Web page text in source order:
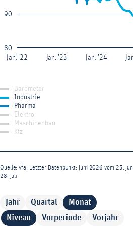
Jan. ’22 Jan. ’23 Jan. ’24
80
90
Quelle: vfa; Letzter Datenpunkt: Juni 2026 vom 25.
28. Juli
Barometer
Industrie
Pharma
Elektro
Maschinenbau
Kfz
Jahr Quartal
Monat
Niveau
Vorperiode Vorjahr